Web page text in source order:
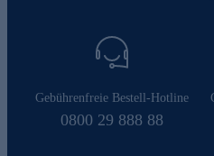
Gebührenfreie Bestell-Hotline
0800 29 888 88